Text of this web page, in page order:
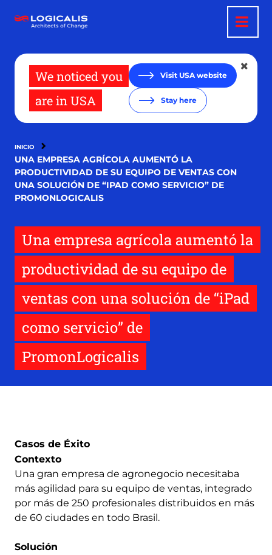
contenido
We noticed you
are in USA
Visit USA website
Stay here
INICIO
UNA EMPRESA AGRÍCOLA AUMENTÓ LA
PRODUCTIVIDAD DE SU EQUIPO DE VENTAS CON
UNA SOLUCIÓN DE “IPAD COMO SERVICIO” DE
PROMONLOGICALIS
Una empresa agrícola aumentó la
productividad de su equipo de
ventas con una solución de “iPad
como servicio” de
PromonLogicalis
Casos de Éxito
Contexto
Una gran empresa de agronegocio necesitaba
más agilidad para su equipo de ventas, integrado
por más de 250 profesionales distribuidos en más
de 60 ciudades en todo Brasil.
Solución